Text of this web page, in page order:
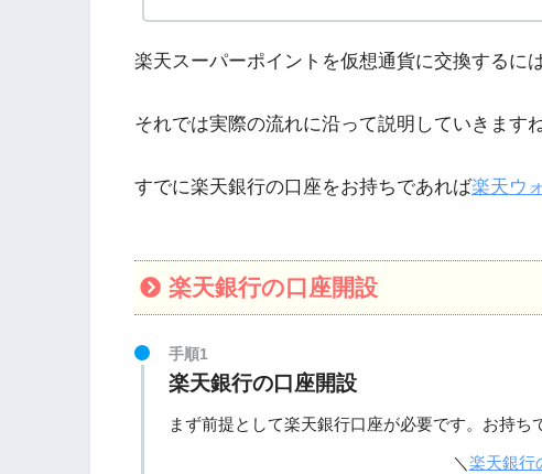
楽天スーパーポイントを仮想通貨に交換するに
それでは実際の流れに沿って説明していきますね
すでに楽天銀行の口座をお持ちであれば楽天ウ
楽天銀行の口座開設
手順1
楽天銀行の口座開設
まず前提として楽天銀行口座が必要です。お持ち
＼ 楽天銀行